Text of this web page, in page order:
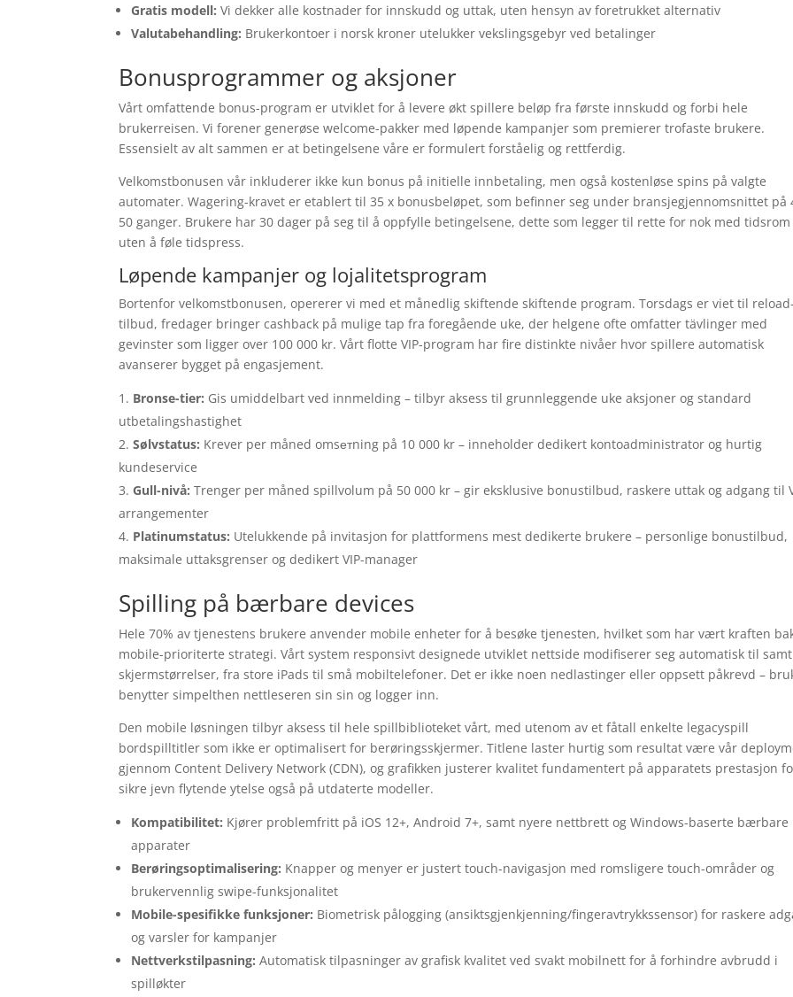
Gratis modell: Vi dekker alle kostnader for innskudd og uttak, uten hensyn av foretrukket alternativ
Valutabehandling: Brukerkontoer i norsk kroner utelukker vekslingsgebyr ved betalinger
Bonusprogrammer og aksjoner
Vårt omfattende bonus-program er utviklet for å levere økt spillere beløp fra første innskudd og forbi hele
brukerreisen. Vi forener generøse welcome-pakker med løpende kampanjer som premierer trofaste brukere.
Essensielt av alt sammen er at betingelsene våre er formulert forståelig og rettferdig.
Velkomstbonusen vår inkluderer ikke kun bonus på initielle innbetaling, men også kostenløse spins på valgte
automater. Wagering-kravet er etablert til 35 x bonusbeløpet, som befinner seg under bransjegjennomsnittet på
50 ganger. Brukere har 30 dager på seg til å oppfylle betingelsene, dette som legger til rette for nok med tidsrom
uten å føle tidspress.
Løpende kampanjer og lojalitetsprogram
Bortenfor velkomstbonusen, opererer vi med et månedlig skiftende skiftende program. Torsdags er viet til reload-
tilbud, fredager bringer cashback på mulige tap fra foregående uke, der helgene ofte omfatter tävlinger med
gevinster som ligger over 100 000 kr. Vårt flotte VIP-program har fire distinkte nivåer hvor spillere automatisk
avanserer bygget på engasjement.
Bronse-tier: Gis umiddelbart ved innmelding – tilbyr aksess til grunnleggende uke aksjoner og standard
utbetalingshastighet
Sølvstatus: Krever per måned omsетning på 10 000 kr – inneholder dedikert kontoadministrator og hurtig
kundeservice
Gull-nivå: Trenger per måned spillvolum på 50 000 kr – gir eksklusive bonustilbud, raskere uttak og adgang til
arrangementer
Platinumstatus: Utelukkende på invitasjon for plattformens mest dedikerte brukere – personlige bonustilbud,
maksimale uttaksgrenser og dedikert VIP-manager
Spilling på bærbare devices
Hele 70% av tjenestens brukere anvender mobile enheter for å besøke tjenesten, hvilket som har vært kraften
mobile-prioriterte strategi. Vårt system responsivt designede utviklet nettside modifiserer seg automatisk til
skjermstørrelser, fra store iPads til små mobiltelefoner. Det er ikke noen nedlastinger eller oppsett påkrevd –
benytter simpelthen nettleseren sin sin og logger inn.
Den mobile løsningen tilbyr aksess til hele spillbiblioteket vårt, med utenom av et fåtall enkelte legacyspill
bordspilltitler som ikke er optimalisert for berøringsskjermer. Titlene laster hurtig som resultat være vår
gjennom Content Delivery Network (CDN), og grafikken justerer kvalitet fundamentert på apparatets prestasjon
sikre jevn flytende ytelse også på utdaterte modeller.
Kompatibilitet: Kjører problemfritt på iOS 12+, Android 7+, samt nyere nettbrett og Windows-baserte bærbare
apparater
Berøringsoptimalisering: Knapper og menyer er justert touch-navigasjon med romsligere touch-områder og
brukervennlig swipe-funksjonalitet
Mobile-spesifikke funksjoner: Biometrisk pålogging (ansiktsgjenkjenning/fingeravtrykkssensor) for raskere
og varsler for kampanjer
Nettverkstilpasning: Automatisk tilpasninger av grafisk kvalitet ved svakt mobilnett for å forhindre avbrudd i
spilløkter